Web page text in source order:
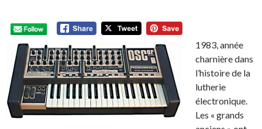
1983, année
charnière dans
l’histoire de la
lutherie
électronique.
Les « grands